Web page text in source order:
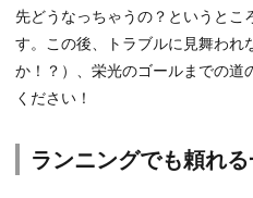
先どうなっちゃうの？というと
す。この後、トラブルに見舞われ
か！？）、栄光のゴールまでの
ください！
ランニングでも頼れ